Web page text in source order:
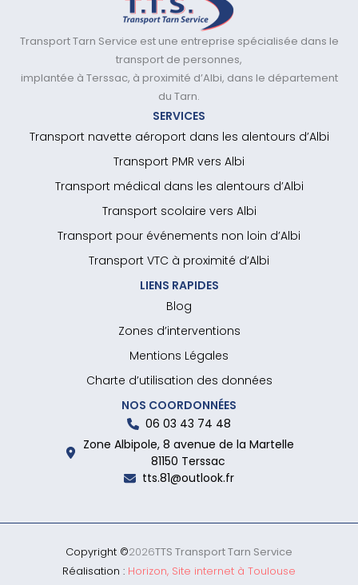
Transport Tarn Service est une entreprise spécialisée dans le
transport de personnes,
implantée à Terssac, à proximité d’Albi, dans le département
du Tarn.
SERVICES
Transport navette aéroport dans les alentours d’Albi
Transport PMR vers Albi
Transport médical dans les alentours d’Albi
Transport scolaire vers Albi
Transport pour événements non loin d’Albi
Transport VTC à proximité d’Albi
LIENS RAPIDES
Blog
Zones d’interventions
Mentions Légales
Charte d’utilisation des données
NOS COORDONNÉES
06 03 43 74 48
Zone Albipole, 8 avenue de la Martelle
81150 Terssac
tts.81@outlook.fr
Copyright ©2026TTS Transport Tarn Service
Réalisation : Horizon, Site internet à Toulouse